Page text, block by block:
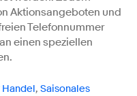
Aktionsangeboten und
Telefonnummer
einen speziellen
, Saisonales